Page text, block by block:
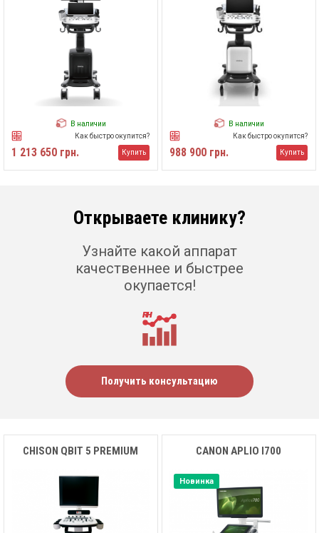
В наличии
Как быстро окупится?
1 213 650 грн. Купить
В наличии
Как быстро окупится?
988 900 грн. Купить
Открываете клинику?
Узнайте какой аппарат
качественнее и быстрее
окупается!
Получить консультацию
CHISON QBIT 5 PREMIUM CANON APLIO I700
Новинка